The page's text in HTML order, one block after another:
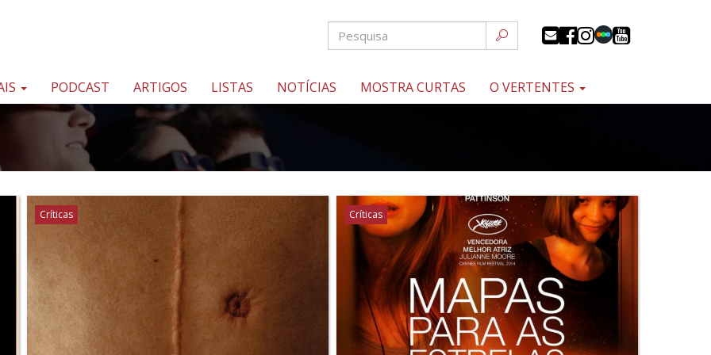
PODCAST ARTIGOS LISTAS NOTÍCIAS MOSTRA CURTAS O VERTENTES
Críticas Críticas